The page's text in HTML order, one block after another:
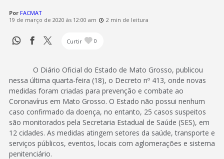
Por FACMAT
19 de março de 2020 às 12:00 am
2 min de leitura
Curtir 0
O Diário Oficial do Estado de Mato Grosso, publicou
nessa última quarta-feira (18), o Decreto nº 413, onde novas
medidas foram criadas para prevenção e combate ao
Coronavírus em Mato Grosso. O Estado não possui nenhum
caso confirmado da doença, no entanto, 25 casos suspeitos
são monitorados pela Secretaria Estadual de Saúde (SES), em
12 cidades. As medidas atingem setores da saúde, transporte e
serviços públicos, eventos, locais com aglomerações e sistema
penitenciário.